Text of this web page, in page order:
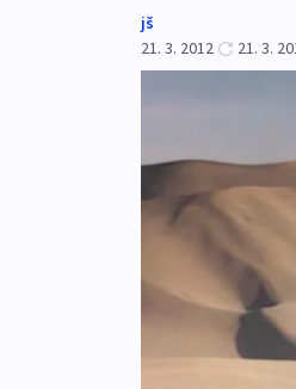
jš
21. 3. 2012
21. 3.